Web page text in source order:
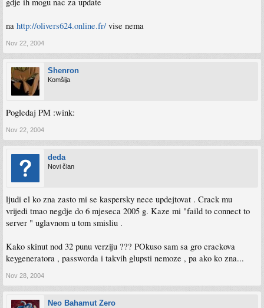
na http://olivers624.online.fr/ vise nema
Nov 22, 2004
Shenron
Komšija
Pogledaj PM :wink:
Nov 22, 2004
deda
Novi član
ljudi el ko zna zasto mi se kaspersky nece updejtovat . Crack mu
vrijedi tmao negdje do 6 mjeseca 2005 g. Kaze mi "faild to connect to
server " uglavnom u tom smisliu .
Kako skinut nod 32 punu verziju ??? POkuso sam sa gro crackova
keygeneratora , passworda i takvih glupsti nemoze , pa ako ko zna...
Nov 28, 2004
Neo Bahamut Zero